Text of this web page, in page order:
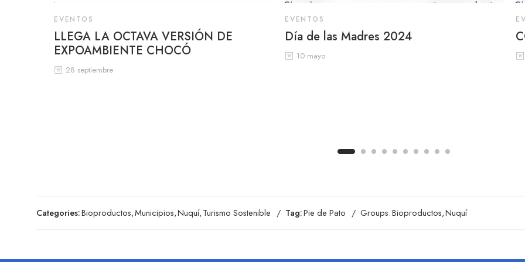
EVENTOS
LLEGA LA OCTAVA VERSIÓN DE
EXPOAMBIENTE CHOCÓ
28 septiembre
EVENTOS
Día de las Madres 2024
10 mayo
Categories:Bioproductos,Municipios,Nuquí,Turismo Sostenible Tag:Pie de Pato Groups:Bioproductos,Nuquí